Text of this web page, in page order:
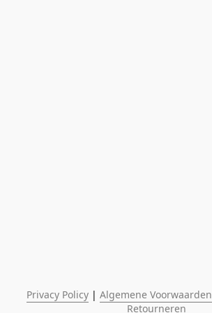
Privacy Policy | Algemene Voorwaarden
Retourneren